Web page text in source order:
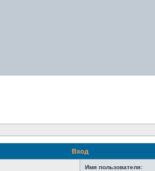
Вход
Имя пользователя: